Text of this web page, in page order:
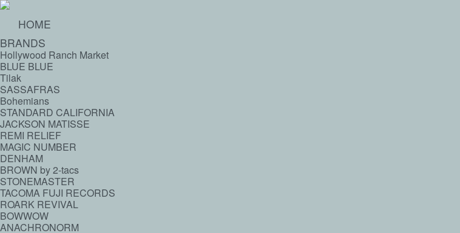
HOME
BRANDS
Hollywood Ranch Market
BLUE BLUE
Tilak
SASSAFRAS
Bohemians
STANDARD CALIFORNIA
JACKSON MATISSE
REMI RELIEF
MAGIC NUMBER
DENHAM
BROWN by 2-tacs
STONEMASTER
TACOMA FUJI RECORDS
ROARK REVIVAL
BOWWOW
ANACHRONORM